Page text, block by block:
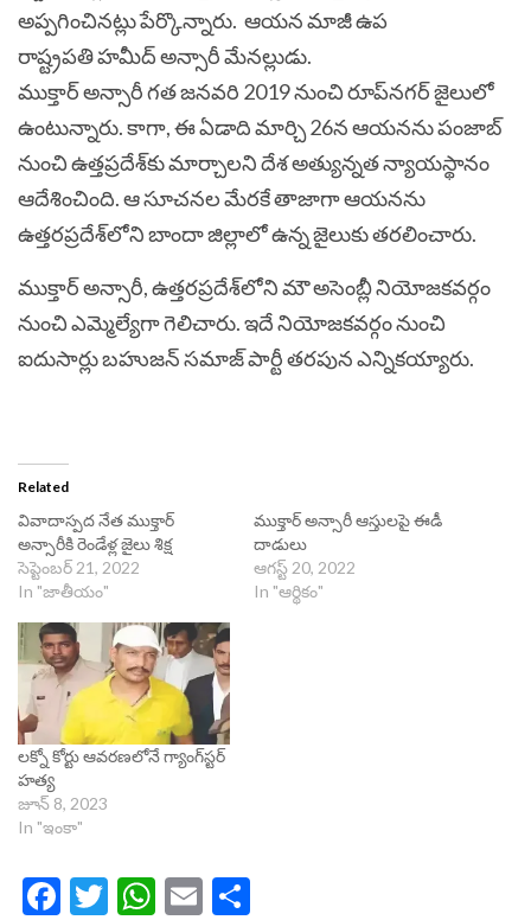
అప్పగించినట్లు పేర్కొన్నారు. ఆయన మాజీ ఉప
రాష్ట్రపతి హమీద్ అన్సారీ మేనల్లుడు.
ముక్తార్ అన్సారీ గత జనవరి 2019 నుంచి రూప్‌నగర్ జైలులో
ఉంటున్నారు. కాగా, ఈ ఏడాది మార్చి 26న ఆయనను పంజాబ్
నుంచి ఉత్తప్రదేశ్‌కు మార్చాలని దేశ అత్యున్నత న్యాయస్థానం
ఆదేశించింది. ఆ సూచనల మేరకే తాజాగా ఆయనను
ఉత్తరప్రదేశ్‌లోని బాందా జిల్లాలో ఉన్న జైలుకు తరలించారు.
ముక్తార్ అన్సారీ, ఉత్తరప్రదేశ్‌లోని మౌ అసెంబ్లీ నియోజకవర్గం
నుంచి ఎమ్మెల్యేగా గెలిచారు. ఇదే నియోజకవర్గం నుంచి
ఐదుసార్లు బహుజన్ సమాజ్ పార్టీ తరపున ఎన్నికయ్యారు.
Related
వివాదాస్పద నేత ముక్తార్
అన్సారీకి రెండేళ్ల జైలు శిక్ష
సెప్టెంబర్ 21, 2022
In "జాతీయం"
ముక్తార్ అన్సారీ ఆస్తులపై ఈడీ
దాడులు
ఆగస్ట్ 20, 2022
In "ఆర్థికం"
లక్నో కోర్టు ఆవరణలోనే గ్యాంగ్‌స్టర్‌
హత్య
జూన్ 8, 2023
In "ఇంకా"
Facebook
Twitter
WhatsApp
Email